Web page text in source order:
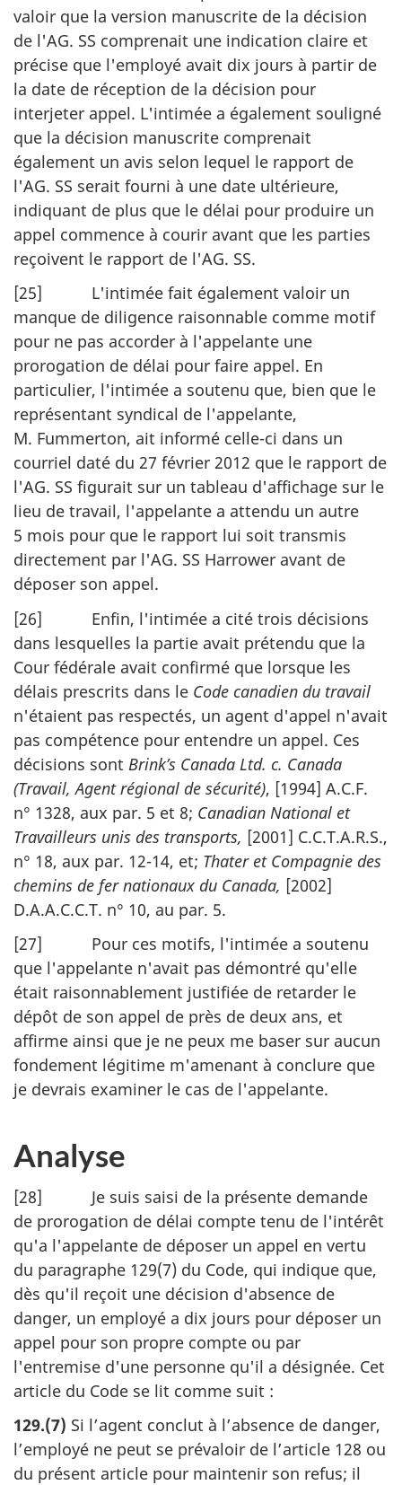
valoir que la version manuscrite de la décision
de l'AG. SS comprenait une indication claire et
précise que l'employé avait dix jours à partir de
la date de réception de la décision pour
interjeter appel. L'intimée a également souligné
que la décision manuscrite comprenait
également un avis selon lequel le rapport de
l'AG. SS serait fourni à une date ultérieure,
indiquant de plus que le délai pour produire un
appel commence à courir avant que les parties
reçoivent le rapport de l'AG. SS.
[25] L'intimée fait également valoir un
manque de diligence raisonnable comme motif
pour ne pas accorder à l'appelante une
prorogation de délai pour faire appel. En
particulier, l'intimée a soutenu que, bien que le
représentant syndical de l'appelante,
M. Fummerton, ait informé celle-ci dans un
courriel daté du 27 février 2012 que le rapport de
l'AG. SS figurait sur un tableau d'affichage sur le
lieu de travail, l'appelante a attendu un autre
5 mois pour que le rapport lui soit transmis
directement par l'AG. SS Harrower avant de
déposer son appel.
[26] Enfin, l'intimée a cité trois décisions
dans lesquelles la partie avait prétendu que la
Cour fédérale avait confirmé que lorsque les
délais prescrits dans le Code canadien du travail
n'étaient pas respectés, un agent d'appel n'avait
pas compétence pour entendre un appel. Ces
décisions sont Brink’s Canada Ltd. c. Canada
(Travail, Agent régional de sécurité), [1994] A.C.F.
n° 1328, aux par. 5 et 8; Canadian National et
Travailleurs unis des transports, [2001] C.C.T.A.R.S.,
n° 18, aux par. 12-14, et; Thater et Compagnie des
chemins de fer nationaux du Canada, [2002]
D.A.A.C.C.T. n° 10, au par. 5.
[27] Pour ces motifs, l'intimée a soutenu
que l'appelante n'avait pas démontré qu'elle
était raisonnablement justifiée de retarder le
dépôt de son appel de près de deux ans, et
affirme ainsi que je ne peux me baser sur aucun
fondement légitime m'amenant à conclure que
je devrais examiner le cas de l'appelante.
Analyse
[28] Je suis saisi de la présente demande
de prorogation de délai compte tenu de l'intérêt
qu'a l'appelante de déposer un appel en vertu
du paragraphe 129(7) du Code, qui indique que,
dès qu'il reçoit une décision d'absence de
danger, un employé a dix jours pour déposer un
appel pour son propre compte ou par
l'entremise d'une personne qu'il a désignée. Cet
article du Code se lit comme suit :
129.(7) Si l’agent conclut à l’absence de danger,
l’employé ne peut se prévaloir de l’article 128 ou
du présent article pour maintenir son refus; il